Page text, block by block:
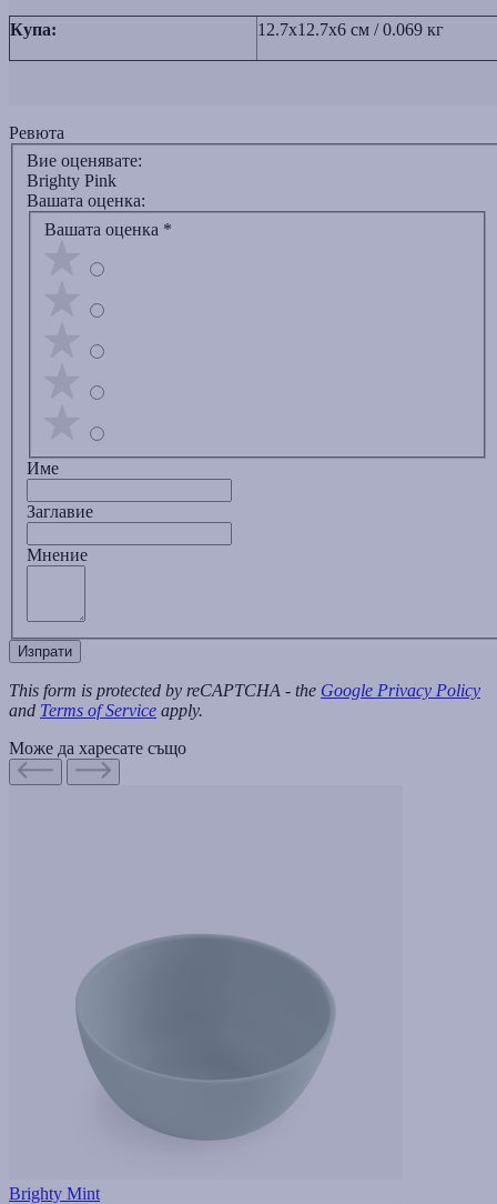
Купа: 12.7x12.7x6 см / 0.069 кг
Ревюта
Вие оценявате:
Brighty Pink
Вашата оценка:
Вашата оценка *
Име
Заглавиe
Мнение
Изпрати
This form is protected by reCAPTCHA - the Google Privacy Policy
and Terms of Service apply.
Може да харесате също
Brighty Mint